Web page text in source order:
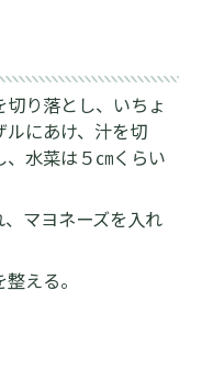
切り落とし、いちょ
ルにあけ、汁を切
、水菜は５㎝くらい
マヨネーズを入れ
える。